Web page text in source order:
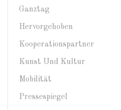
Ganztag
Hervorgehoben
Kooperationspartner
Kunst Und Kultur
Mobilität
Pressespiegel